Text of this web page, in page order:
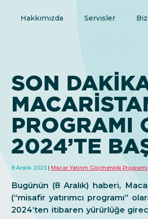
Hakkımızda Servisler
SON
PROGRAMI
2024’TE
8 Aralık 2023 Macar Yatırım Göçmenliği Programı
Bugünün (8 Aralık) haberi,
(“misafir yatırımcı programı”
2024’ten itibaren yürürlüğe